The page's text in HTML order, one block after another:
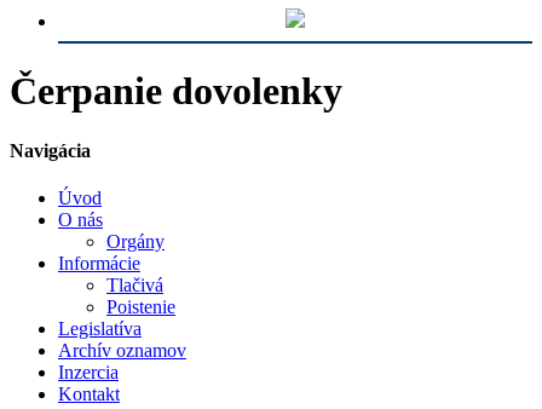
Čerpanie dovolenky
Navigácia
Úvod
O nás
Orgány
Informácie
Tlačivá
Poistenie
Legislatíva
Archív oznamov
Inzercia
Kontakt